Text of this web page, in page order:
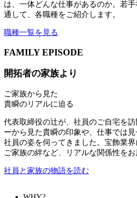
は、一体どんな仕事があるのか。若
通して、各職種をご紹介します。
職種一覧を見る
FAMILY EPISODE
開拓者の家族より
ご家族から見た
貴瞬のリアルに迫る
代表取締役の辻が、社員のご自宅を
ーから見た貴瞬の印象や、仕事では
社員の姿を伺ってきました。宝飾業
ご家族の絆など、リアルな関係性をお
社員と家族の物語を読む